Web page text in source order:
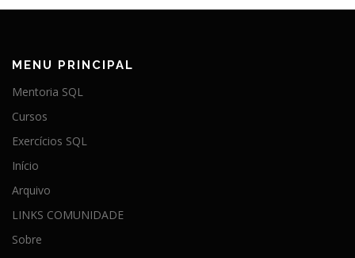
MENU PRINCIPAL
Mentoria SQL
Cursos
Exercícios SQL
Início
Arquivo
LINKS COMUNIDADE
Sobre